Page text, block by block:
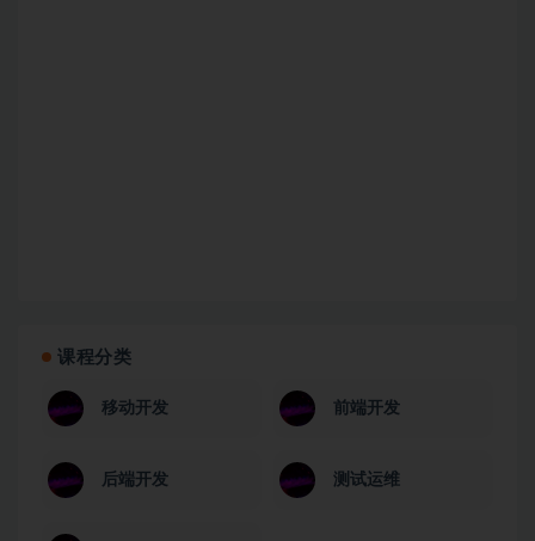
课程分类
移动开发 前端开发
后端开发 测试运维